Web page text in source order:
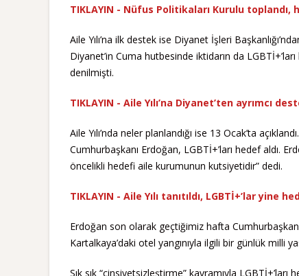
TIKLAYIN - Nüfus Politikaları Kurulu toplandı,
Aile Yılı’na ilk destek ise Diyanet İşleri
Diyanet’in Cuma hutbesinde iktidarın da
denilmişti.
TIKLAYIN - Aile Yılı’na Diyanet’ten ayrımcı
Aile Yılı’nda neler planlandığı ise 13 Ocak’ta
Cumhurbaşkanı Erdoğan, LGBTİ+’ları hedef aldı.
öncelikli hedefi aile kurumunun kutsiyetidir” dedi.
TIKLAYIN - Aile Yılı tanıtıldı, LGBTİ+’lar yine
Erdoğan son olarak geçtiğimiz hafta
Kartalkaya’daki otel yangınıyla ilgili bir günlük milli
Sık sık “cinsiyetsizleştirme” kavramıyla